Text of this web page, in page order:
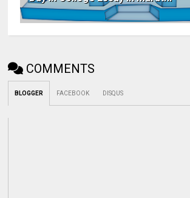
COMMENTS
BLOGGER FACEBOOK DISQUS